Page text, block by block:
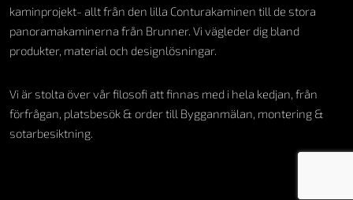
kaminprojekt- allt från den lilla Conturakaminen till de stora
panoramakaminerna från Brunner. Vi vägleder dig bland
produkter, material och designlösningar.
Vi är stolta över vår filosofi att finnas med i hela kedjan, från
förfrågan, platsbesök & order till Bygganmälan, montering &
sotarbesiktning.